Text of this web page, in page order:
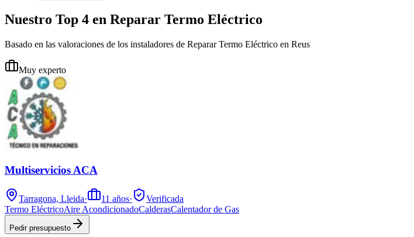
Nuestro Top 4 en Reparar Termo Eléctrico
Basado en las valoraciones de los instaladores de Reparar Termo Eléctrico en Reus
Muy experto
Multiservicios ACA
Tarragona, Lleida· 11 años·
Verificada
Termo EléctricoAire AcondicionadoCalderasCalentador de Gas
Pedir presupuesto